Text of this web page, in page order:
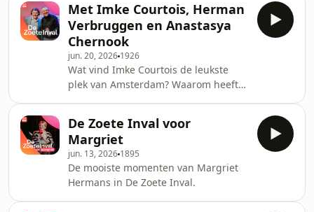
Met Imke Courtois, Herman
Verbruggen en Anastasya
Chernook
jun. 20, 2026 1926
Wat vind Imke Courtois de leukste
plek van Amsterdam? Waarom heeft
‘geen zin heeft’?
De Zoete Inval voor
Margriet
jun. 13, 2026 1895
De mooiste momenten van Margriet
Hermans in De Zoete Inval.